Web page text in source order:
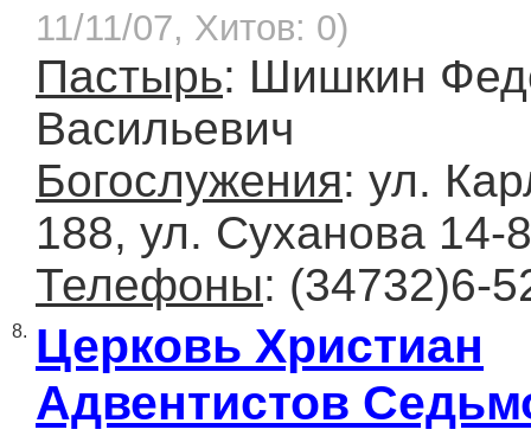
11/11/07, Хитов: 0)
Пастырь: Шишкин
Васильевич
Богослужения: ул.
188, ул. Суханова 14-
Телефоны: (34732)6-
8. Церковь Христиан
Адвентистов